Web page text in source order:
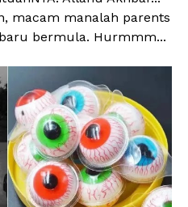
macam manalah parents
bermula. Hurmmm...